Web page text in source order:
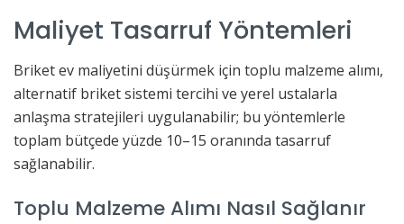
Maliyet Tasarruf Yöntemleri
Briket ev maliyetini düşürmek için toplu malzeme alımı,
alternatif briket sistemi tercihi ve yerel ustalarla
anlaşma stratejileri uygulanabilir; bu yöntemlerle
toplam bütçede yüzde 10–15 oranında tasarruf
sağlanabilir.
Toplu Malzeme Alımı Nasıl Sağlanır